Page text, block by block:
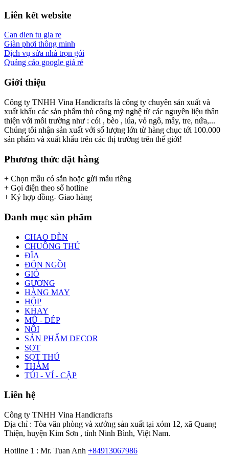
Liên kết website
Can dien tu gia re
Giàn phơi thông minh
Dịch vụ sửa nhà trọn gói
Quảng cáo google giá rẻ
Giới thiệu
Công ty TNHH Vina Handicrafts là công ty chuyên sản xuất và
xuất khẩu các sản phẩm thủ công mỹ nghệ từ các nguyên liệu thân
thiện với môi trường như : cói , bèo , lúa, vỏ ngô, mây, tre, nứa,...
Chúng tôi nhận sản xuất với số lượng lớn từ hàng chục tới 100.000
sản phẩm và xuất khẩu trên các thị trường trên thế giới!
Phương thức đặt hàng
+ Chọn mẫu có sẵn hoặc gửi mẫu riêng
+ Gọi điện theo số hotline
+ Ký hợp đồng- Giao hàng
Danh mục sản phẩm
CHAO ĐÈN
CHUỒNG THÚ
ĐĨA
ĐÔN NGỒI
GIỎ
GƯƠNG
HÀNG MAY
HỘP
KHAY
MŨ - DÉP
NÔI
SẢN PHẨM DECOR
SỌT
SỌT THÚ
THẢM
TÚI - VÍ - CẶP
Liên hệ
Công ty TNHH Vina Handicrafts
Địa chỉ : Tòa văn phòng và xưởng sản xuất tại xóm 12, xã Quang
Thiện, huyện Kim Sơn , tỉnh Ninh Bình, Việt Nam.
Hotline 1 : Mr. Tuan Anh +84913067986